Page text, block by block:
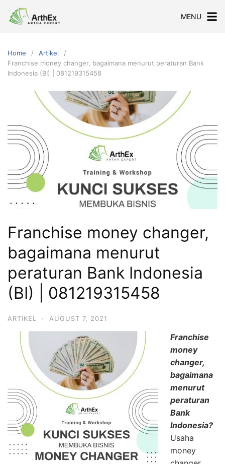
MENU
Home
Artikel
Franchise money changer, bagaimana menurut peraturan Bank
Indonesia (BI) | 081219315458
Franchise money changer,
bagaimana menurut
peraturan Bank Indonesia
(BI) | 081219315458
ARTIKEL · AUGUST 7, 2021
Franchise
money
changer,
bagaimana
menurut
peraturan
Bank
Indonesia?
Usaha
money